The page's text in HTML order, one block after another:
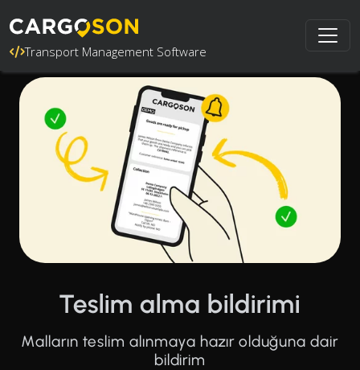
Transport Management Software
Teslim alma bildirimi
Malların teslim alınmaya hazır olduğuna dair
bildirim